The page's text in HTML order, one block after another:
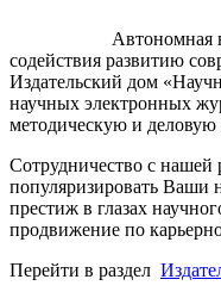
Автономная
содействия развитию
Издательский дом
научных электронных
методическую и деловую
Сотрудничество с нашей
популяризировать Ваши
престиж в глазах
продвижение по
Перейти в раздел